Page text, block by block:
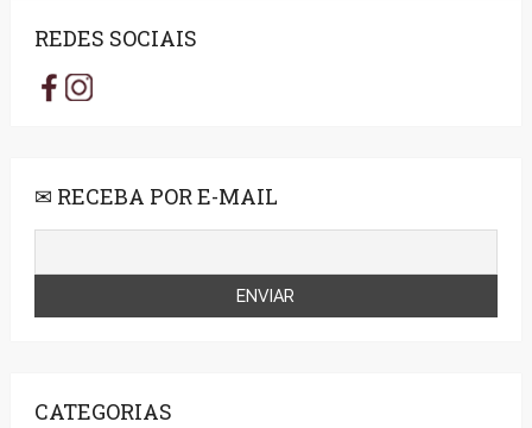
REDES SOCIAIS
✉ RECEBA POR E-MAIL
CATEGORIAS